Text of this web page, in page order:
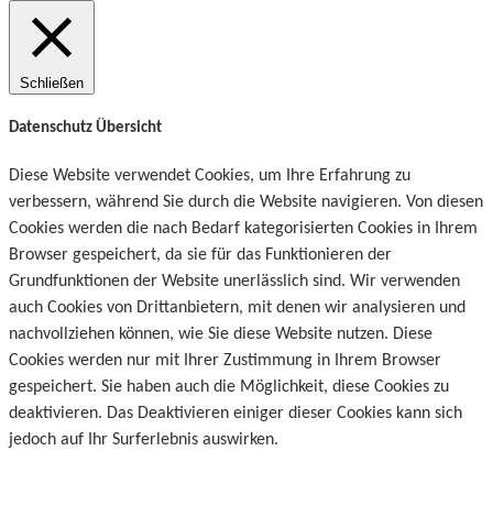
Schließen
Datenschutz Übersicht
Diese Website verwendet Cookies, um Ihre Erfahrung zu
verbessern, während Sie durch die Website navigieren. Von diesen
Cookies werden die nach Bedarf kategorisierten Cookies in Ihrem
Browser gespeichert, da sie für das Funktionieren der
Grundfunktionen der Website unerlässlich sind. Wir verwenden
auch Cookies von Drittanbietern, mit denen wir analysieren und
nachvollziehen können, wie Sie diese Website nutzen. Diese
Cookies werden nur mit Ihrer Zustimmung in Ihrem Browser
gespeichert. Sie haben auch die Möglichkeit, diese Cookies zu
deaktivieren. Das Deaktivieren einiger dieser Cookies kann sich
jedoch auf Ihr Surferlebnis auswirken.